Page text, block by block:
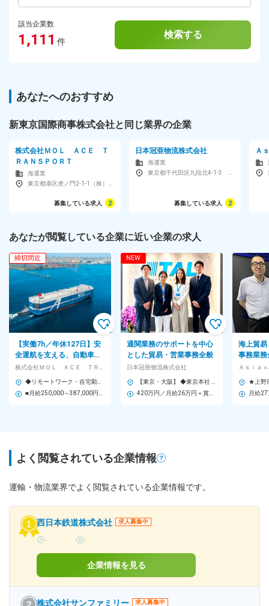
該当企業数
1,111 件
検索する
あなたへのおすすめ
新東京国際商事株式会社と同じ業界の企業
株式会社ＭＯＬ ＡＣＥ Ｔ
ＲＡＮＳＰＯＲＴ
海運業
募集している求人 2
日本冠亜物流株式会社
海運業
募集している求人 2
Ａ
あなたが閲覧している企業に近い企業の求人
締切間近
【実働7h／年休127日】安
全運航を支える、自動車輸
送船の運航担当業務
NEW
通関業務のサポートを中心
とした貿易・営業事務全般
日本冠亜物流株式会社
海上貿易
事務業務
す。
Ａｓｉａ
よく閲覧されている企業情報
運輸・物流業界でよく閲覧されている企業情報です。
西日本鉄道株式会社 求人募集中
- -
企業情報を見る
株式会社サンファミリー 求人募集中